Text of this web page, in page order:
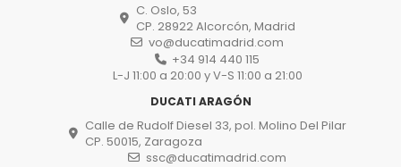
C. Oslo, 53
CP. 28922 Alcorcón, Madrid
vo@ducatimadrid.com
+34 914 440 115
L-J 11:00 a 20:00 y V-S 11:00 a 21:00
DUCATI ARAGÓN
Calle de Rudolf Diesel 33, pol. Molino Del Pilar
CP. 50015, Zaragoza
ssc@ducatimadrid.com